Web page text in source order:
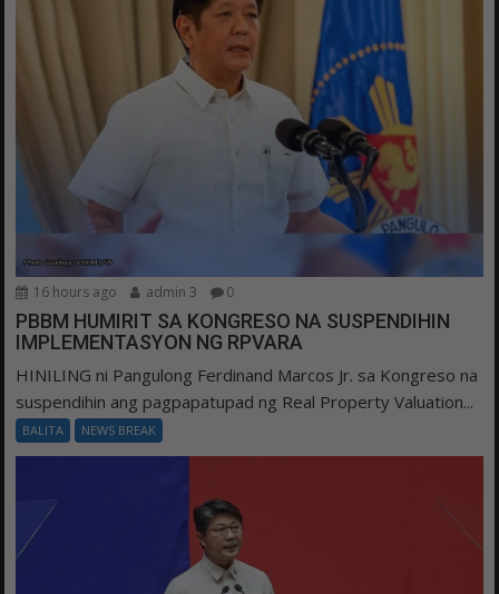
16 hours ago admin 3 0
PBBM HUMIRIT SA KONGRESO NA SUSPENDIHIN
IMPLEMENTASYON NG RPVARA
HINILING ni Pangulong Ferdinand Marcos Jr. sa Kongreso na
suspendihin ang pagpapatupad ng Real Property Valuation...
BALITA NEWS BREAK